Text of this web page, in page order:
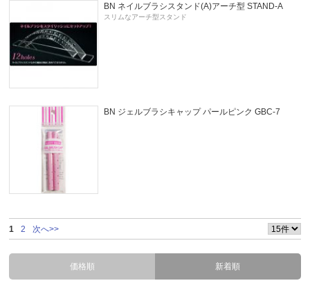
BN ネイルブラシスタンド(A)アーチ型 STAND-A
スリムなアーチ型スタンド
BN ジェルブラシキャップ パールピンク GBC-7
1 2 次へ>>
価格順 新着順